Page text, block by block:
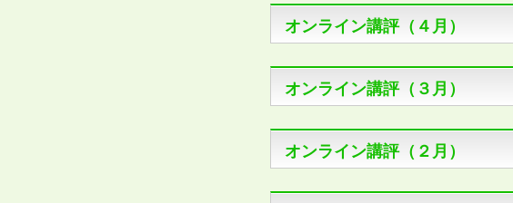
オンライン講評（４月）
オンライン講評（３月）
オンライン講評（２月）